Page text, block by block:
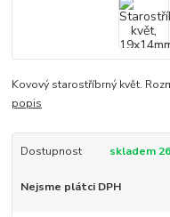
Kovový starostříbrný květ.
popis
Dostupnost skladem 26
Nejsme plátci DPH